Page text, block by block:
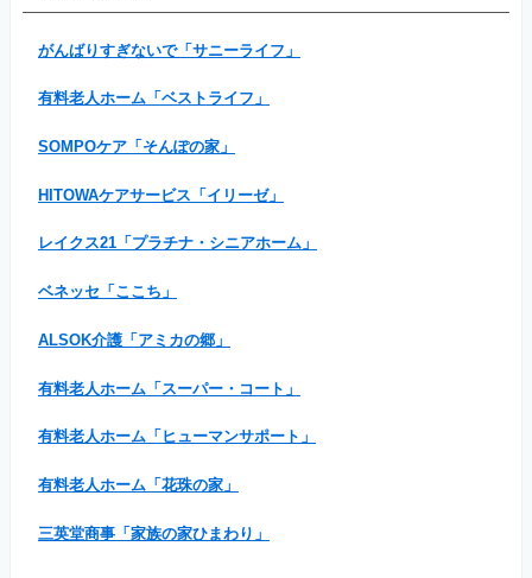
がんばりすぎないで「サニーライフ」
有料老人ホーム「ベストライフ」
SOMPOケア「そんぽの家」
HITOWAケアサービス「イリーゼ」
レイクス21「プラチナ・シニアホーム」
ベネッセ「ここち」
ALSOK介護「アミカの郷」
有料老人ホーム「スーパー・コート」
有料老人ホーム「ヒューマンサポート」
有料老人ホーム「花珠の家」
三英堂商事「家族の家ひまわり」